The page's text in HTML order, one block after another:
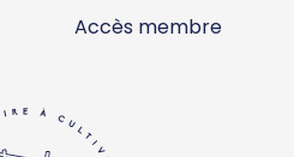
Accès membre